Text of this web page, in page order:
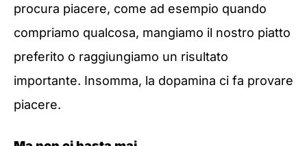
procura piacere, come ad esempio quando
compriamo qualcosa, mangiamo il nostro piatto
preferito o raggiungiamo un risultato
importante. Insomma, la dopamina ci fa provare
piacere.